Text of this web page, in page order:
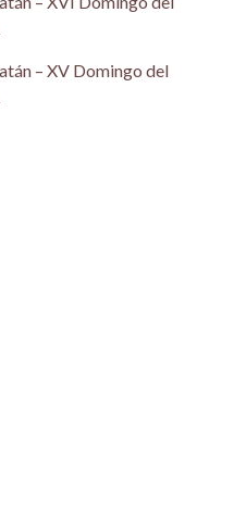
– XV Domingo del